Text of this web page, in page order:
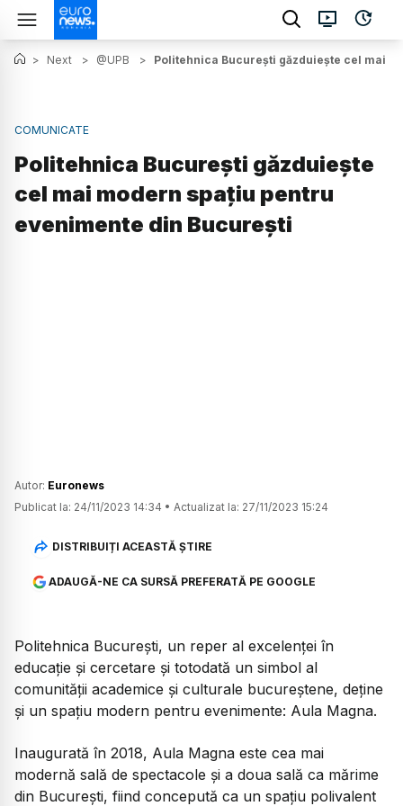
> Next > @UPB > Politehnica București găzduiește cel mai
COMUNICATE
Politehnica București găzduiește
cel mai modern spațiu pentru
evenimente din București
Autor: Euronews
Publicat la: 24/11/2023 14:34 • Actualizat la: 27/11/2023 15:24
DISTRIBUIȚI ACEASTĂ ȘTIRE
ADAUGĂ-NE CA SURSĂ PREFERATĂ PE GOOGLE
Politehnica București, un reper al excelenței în
educație și cercetare și totodată un simbol al
comunității academice și culturale bucureștene, deține
și un spațiu modern pentru evenimente: Aula Magna.
Inaugurată în 2018, Aula Magna este cea mai
modernă sală de spectacole și a doua sală ca mărime
din București, fiind concepută ca un spațiu polivalent